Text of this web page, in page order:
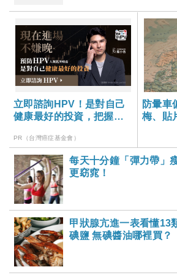
立即諮詢HPV！是對自己
健康最好的投資，把握現
PR（台灣癌症基金會）
防暈車
梅、貼
每天十分鐘「彈力帶」
更窈窕！
甲狀腺亢進一表看懂13
碘鹽 無碘醬油哪裡買？